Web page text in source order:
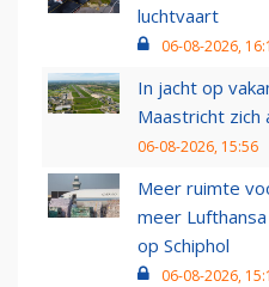
luchtvaart
06-08-2026,
In jacht op
Maastricht zich
06-08-2026, 15:56
Meer ruimte
meer
op Schiphol
06-08-2026,